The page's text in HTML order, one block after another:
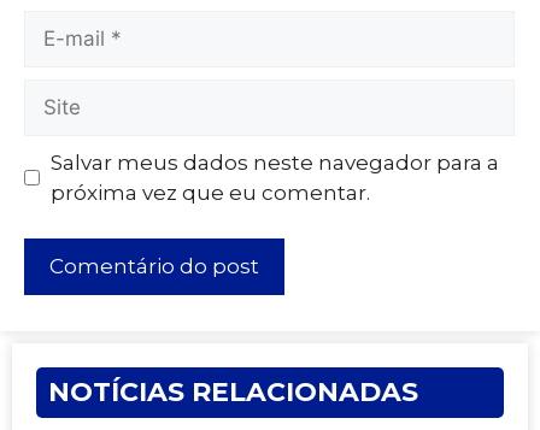
Salvar meus dados neste navegador para a
próxima vez que eu comentar.
NOTÍCIAS RELACIONADAS